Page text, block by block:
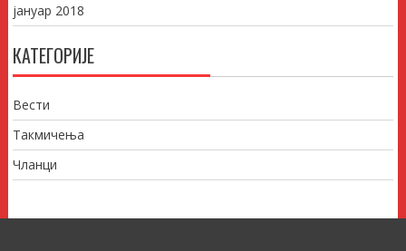
јануар 2018
КАТЕГОРИЈЕ
Вести
Такмичења
Чланци